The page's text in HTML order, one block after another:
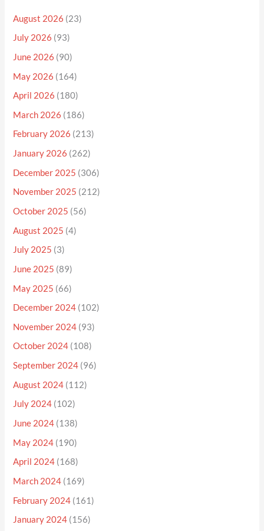
August 2026 (23)
July 2026 (93)
June 2026 (90)
May 2026 (164)
April 2026 (180)
March 2026 (186)
February 2026 (213)
January 2026 (262)
December 2025 (306)
November 2025 (212)
October 2025 (56)
August 2025 (4)
July 2025 (3)
June 2025 (89)
May 2025 (66)
December 2024 (102)
November 2024 (93)
October 2024 (108)
September 2024 (96)
August 2024 (112)
July 2024 (102)
June 2024 (138)
May 2024 (190)
April 2024 (168)
March 2024 (169)
February 2024 (161)
January 2024 (156)